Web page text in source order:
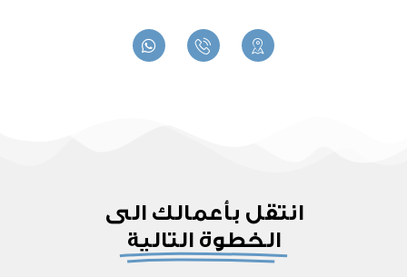
انتقل بأعمالك الى
الخطوة التالية